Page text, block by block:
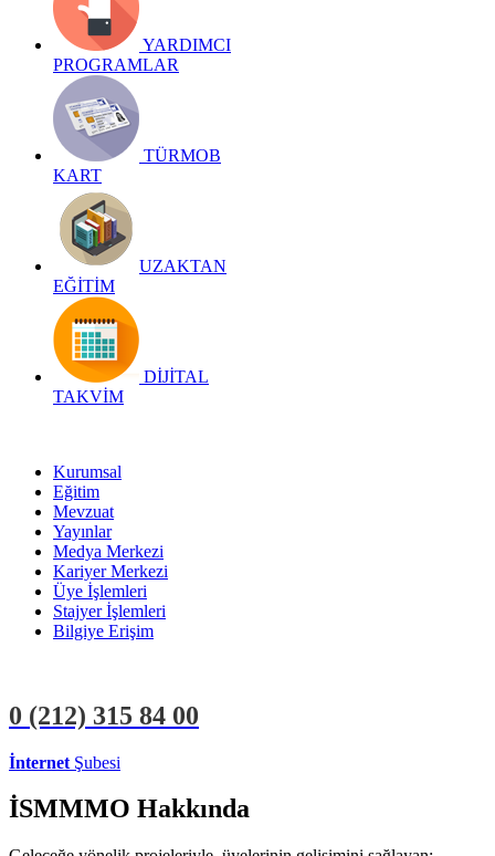
YARDIMCI
PROGRAMLAR
TÜRMOB
KART
UZAKTAN
EĞİTİM
DİJİTAL
TAKVİM
Kurumsal
Eğitim
Mevzuat
Yayınlar
Medya Merkezi
Kariyer Merkezi
Üye İşlemleri
Stajyer İşlemleri
Bilgiye Erişim
0 (212) 315 84 00
İnternet Şubesi
İSMMMO Hakkında